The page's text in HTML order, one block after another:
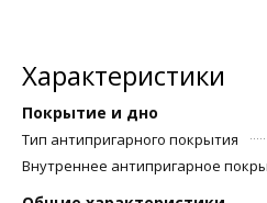
Характеристики
Покрытие и дно
Тип антипригарного покрытия
Внутреннее антипригарное